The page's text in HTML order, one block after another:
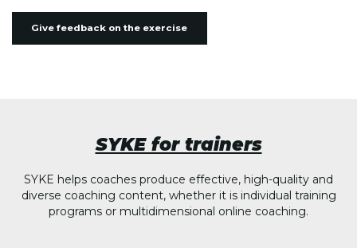
Give feedback on the exercise
SYKE for trainers
SYKE helps coaches produce effective, high-quality and
diverse coaching content, whether it is individual training
programs or multidimensional online coaching.